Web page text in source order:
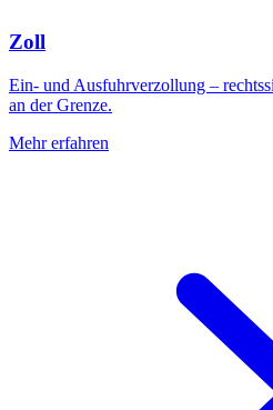
Zoll
Ein- und Ausfuhrverzollung –
an der Grenze.
Mehr erfahren